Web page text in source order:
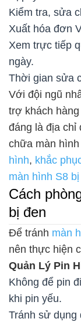
Kiểm tra, sửa
Xuất hóa đơn
Xem trực tiếp
ngày.
Thời gian sửa
Với đội ngũ
trợ khách
đáng là địa chỉ
chữa màn
hình, khắc
màn hình S8
Cách
bị đen
Để tránh màn
nên thực hiện
Quản Lý Pin
Không để pin
khi pin yếu.
Tránh sử dụng